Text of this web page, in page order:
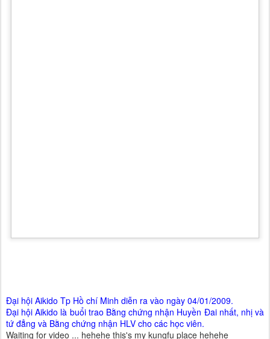
Đại hội Aikido Tp Hồ chí Minh diễn ra vào ngày 04/01/2009.
Đại hội Aikido là buổi trao Bằng chứng nhận Huyền Đai nhất, nhị và
tứ đẳng và Bằng chứng nhận HLV cho các học viên.
Waiting for video ... hehehe this's my kungfu place hehehe